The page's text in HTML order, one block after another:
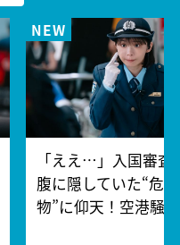
「ええ…」入国審査
腹に隠していた“危
物”に仰天！空港騒